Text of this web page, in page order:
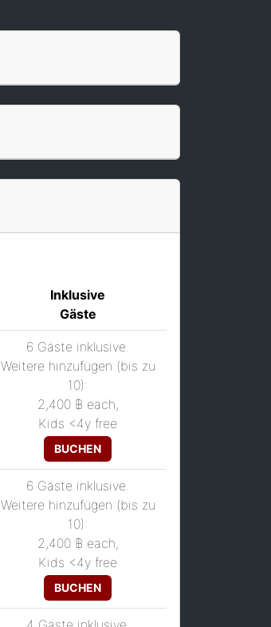
Inklusive
Gäste
6 Gäste inklusive.
Weitere hinzufügen (bis zu
10):
2,400 ฿ each,
Kids <4y free
BUCHEN
6 Gäste inklusive.
Weitere hinzufügen (bis zu
10):
2,400 ฿ each,
Kids <4y free
BUCHEN